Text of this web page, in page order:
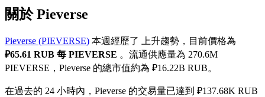
幣本位永續
以數字貨幣為保證金的永續合約
關於 Pieverse
Pieverse (PIEVERSE) 本週經歷了 上升趨勢，目前價格為
₽65.61 RUB 每 PIEVERSE 。流通供應量為 270.6M
PIEVERSE，Pieverse 的總市值約為 ₽16.22B RUB。
在過去的 24 小時內，Pieverse 的交易量已達到 ₽137.68K RUB